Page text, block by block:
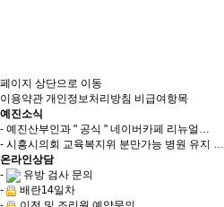
페이지 상단으로 이동
이용약관 개인정보처리방침 비급여항목
예진소식
- 예진산부인과 " 공식 " 네이버카페 리뉴얼…
- 시흥시의회 교육복지위 분만가능 병원 유지 …
온라인상담
-
유방 검사 문의
-
배란14일차